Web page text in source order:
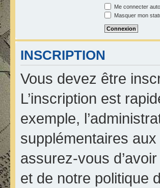
Me connecter
Masquer mon
INSCRIPTION
Vous devez être
L’inscription est
exemple,
supplémentaires
assurez-vous
et de notre politique